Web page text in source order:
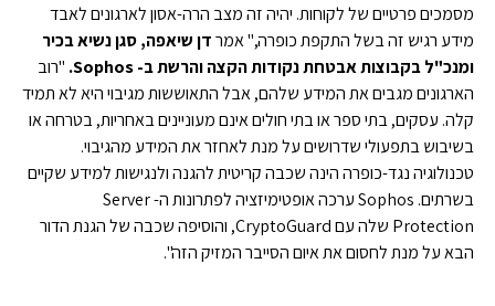
מסמכים פרטיים של לקוחות. יהיה זה מצב הרה-אסון לארגונים לאבד
מידע רגיש זה בשל התקפת כופרה," אמרדן שיאפה, סגן נשיא בכיר
ומנכ"ל בקבוצות אבטחת נקודות הקצה והרשת ב-Sophos
. "רוב
הארגונים מגבים את המידע שלהם, אבל התאוששות מגיבוי היא לא תמיד
קלה. עסקים, בתי ספר או בתי חולים אינם מעוניינים באחריות, בטרחה או
בשיבוש בתפעולי שדרושים על מנת לאחזר את המידע מהגיבוי.
טכנולוגיה נגד-כופרה הינה שכבה קריטית להגנה ולנגישות למידע שקיים
בשרתים. Sophos ערכה אופטימיזציה לפתרונות ה- Server
Protection שלה עם CryptoGuard, והוסיפה שכבה של הגנת הדור
הבא על מנת לחסום את איום הסייבר המזיק הזה".